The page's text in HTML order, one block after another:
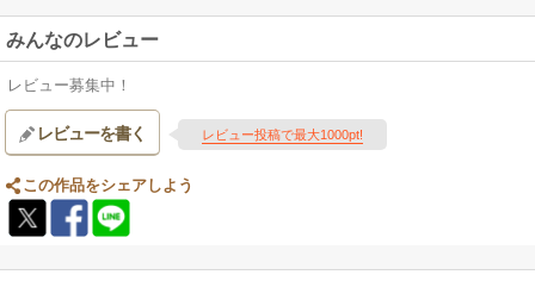
みんなのレビュー
レビュー募集中！
レビューを書く レビュー投稿で最大1000pt!
この作品をシェアしよう